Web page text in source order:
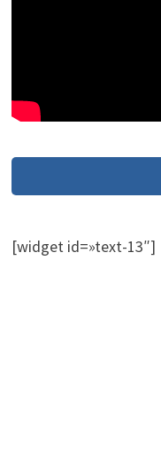
[widget id=»text-13″]